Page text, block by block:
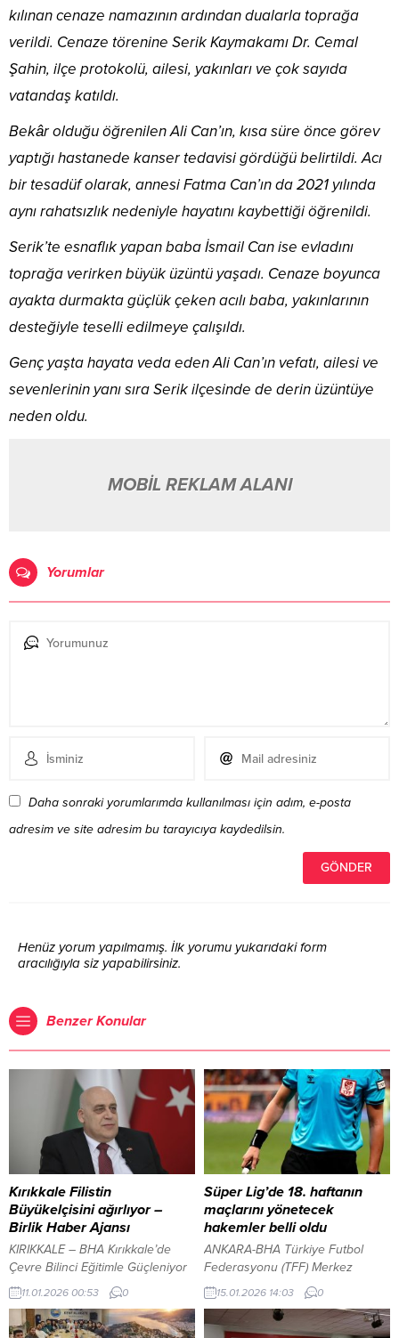
kılınan cenaze namazının ardından dualarla toprağa
verildi. Cenaze törenine Serik Kaymakamı Dr. Cemal
Şahin, ilçe protokolü, ailesi, yakınları ve çok sayıda
vatandaş katıldı.
Bekâr olduğu öğrenilen Ali Can’ın, kısa süre önce görev
yaptığı hastanede kanser tedavisi gördüğü belirtildi. Acı
bir tesadüf olarak, annesi Fatma Can’ın da 2021 yılında
aynı rahatsızlık nedeniyle hayatını kaybettiği öğrenildi.
Serik’te esnaflık yapan baba İsmail Can ise evladını
toprağa verirken büyük üzüntü yaşadı. Cenaze boyunca
ayakta durmakta güçlük çeken acılı baba, yakınlarının
desteğiyle teselli edilmeye çalışıldı.
Genç yaşta hayata veda eden Ali Can’ın vefatı, ailesi ve
sevenlerinin yanı sıra Serik ilçesinde de derin üzüntüye
neden oldu.
MOBİL REKLAM ALANI
Yorumlar
Daha sonraki yorumlarımda kullanılması için adım, e-posta
adresim ve site adresim bu tarayıcıya kaydedilsin.
Henüz yorum yapılmamış. İlk yorumu yukarıdaki form
aracılığıyla siz yapabilirsiniz.
Benzer Konular
Kırıkkale Filistin
Büyükelçisini ağırlıyor –
Birlik Haber Ajansı
KIRIKKALE – BHA Kırıkkale’de
Çevre Bilinci Eğitimle Güçleniyor
İçeriği Görüntüle YAZI ARASI
REKLAM ALANI Kırıkkale,
tarihinde ilk kez Filistin
11.01.2026 00:53 0
Süper Lig’de 18. haftanın
maçlarını yönetecek
hakemler belli oldu
ANKARA-BHA Türkiye Futbol
Federasyonu (TFF) Merkez
Hakem Kurulu (MHK) tarafından
yapılan açıklamaya göre,
haftanın maçlarında görev alacak
15.01.2026 14:03 0